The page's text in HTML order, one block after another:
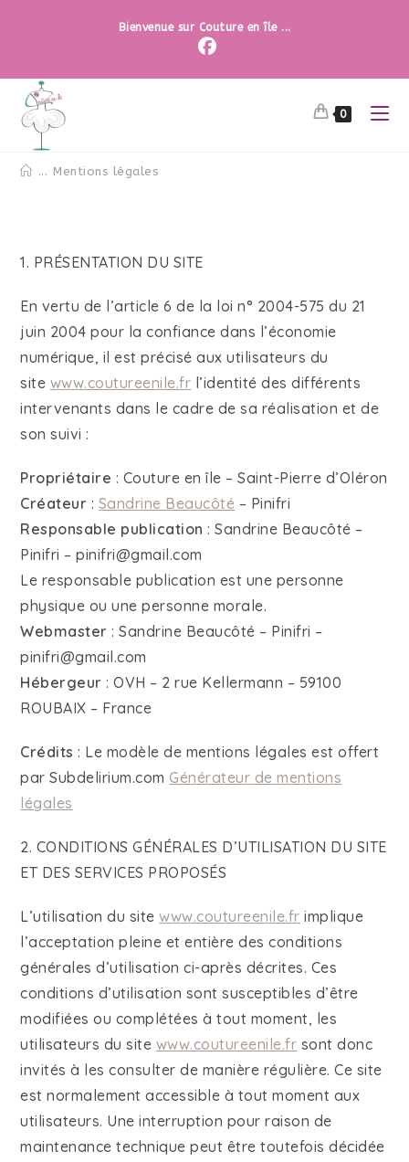
Bienvenue sur Couture en île ...
0
... Mentions légales
1. PRÉSENTATION DU SITE
En vertu de l’article 6 de la loi n° 2004-575 du 21
juin 2004 pour la confiance dans l’économie
numérique, il est précisé aux utilisateurs du
site www.coutureenile.fr l’identité des différents
intervenants dans le cadre de sa réalisation et de
son suivi :
Propriétaire : Couture en île – Saint-Pierre d’Oléron
Créateur : Sandrine Beaucôté – Pinifri
Responsable publication : Sandrine Beaucôté –
Pinifri – pinifri@gmail.com
Le responsable publication est une personne
physique ou une personne morale.
Webmaster : Sandrine Beaucôté – Pinifri –
pinifri@gmail.com
Hébergeur : OVH – 2 rue Kellermann – 59100
ROUBAIX – France
Crédits : Le modèle de mentions légales est offert
par Subdelirium.com Générateur de mentions
légales
2. CONDITIONS GÉNÉRALES D’UTILISATION DU SITE
ET DES SERVICES PROPOSÉS
L’utilisation du sitewww.coutureenile.fr implique
l’acceptation pleine et entière des conditions
générales d’utilisation ci-après décrites. Ces
conditions d’utilisation sont susceptibles d’être
modifiées ou complétées à tout moment, les
utilisateurs du site www.coutureenile.fr sont donc
invités à les consulter de manière régulière. Ce site
est normalement accessible à tout moment aux
utilisateurs. Une interruption pour raison de
maintenance technique peut être toutefois décidée